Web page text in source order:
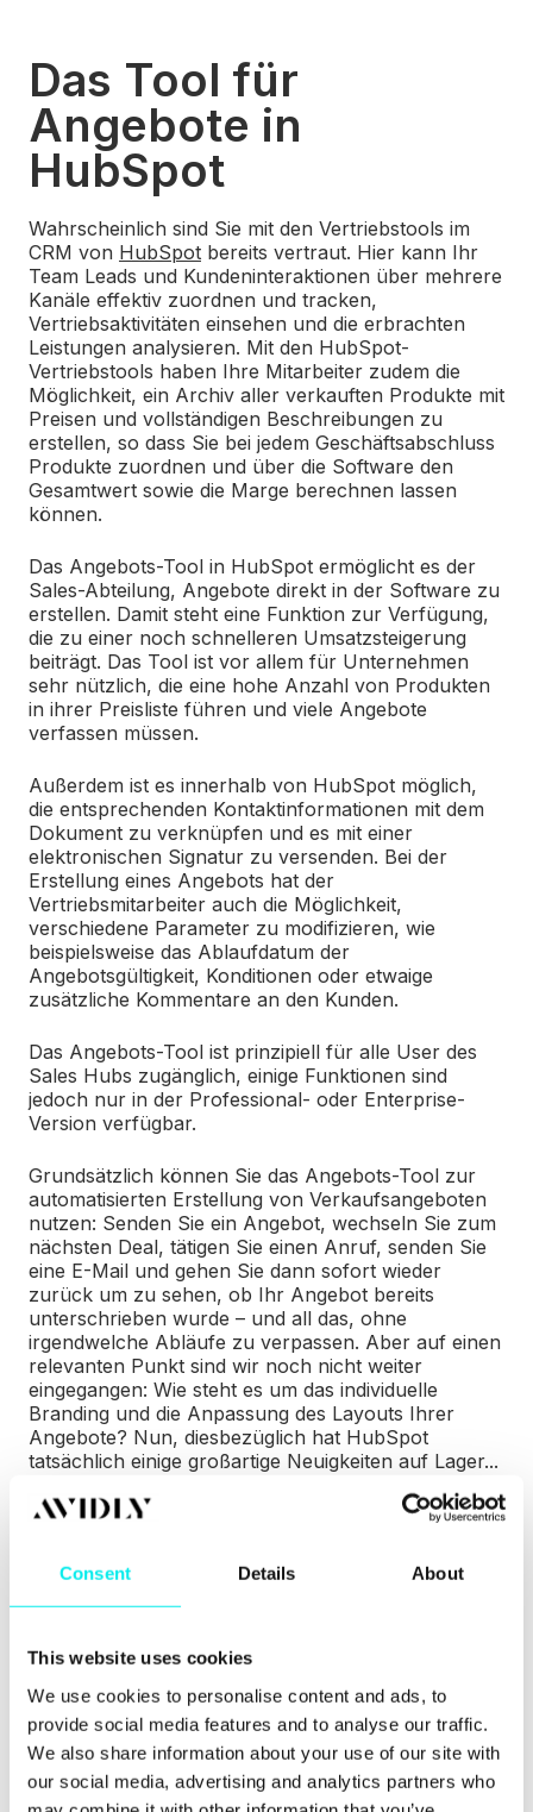
Consent Details About
This website uses cookies
We use cookies to personalise content and ads, to
provide social media features and to analyse our traffic.
We also share information about your use of our site with
our social media, advertising and analytics partners who
Das Tool für
Angebote in
HubSpot
Wahrscheinlich sind Sie mit den Vertriebstools im
CRM von HubSpot bereits vertraut. Hier kann Ihr
Team Leads und Kundeninteraktionen über mehrere
Kanäle effektiv zuordnen und tracken,
Vertriebsaktivitäten einsehen und die erbrachten
Leistungen analysieren. Mit den HubSpot-
Vertriebstools haben Ihre Mitarbeiter zudem die
Möglichkeit, ein Archiv aller verkauften Produkte mit
Preisen und vollständigen Beschreibungen zu
erstellen, so dass Sie bei jedem Geschäftsabschluss
Produkte zuordnen und über die Software den
Gesamtwert sowie die Marge berechnen lassen
können.
Das Angebots-Tool in HubSpot ermöglicht es der
Sales-Abteilung, Angebote direkt in der Software zu
erstellen. Damit steht eine Funktion zur Verfügung,
die zu einer noch schnelleren Umsatzsteigerung
beiträgt. Das Tool ist vor allem für Unternehmen
sehr nützlich, die eine hohe Anzahl von Produkten
in ihrer Preisliste führen und viele Angebote
verfassen müssen.
Außerdem ist es innerhalb von HubSpot möglich,
die entsprechenden Kontaktinformationen mit dem
Dokument zu verknüpfen und es mit einer
elektronischen Signatur zu versenden. Bei der
Erstellung eines Angebots hat der
Vertriebsmitarbeiter auch die Möglichkeit,
verschiedene Parameter zu modifizieren, wie
beispielsweise das Ablaufdatum der
Angebotsgültigkeit, Konditionen oder etwaige
zusätzliche Kommentare an den Kunden.
Das Angebots-Tool ist prinzipiell für alle User des
Sales Hubs zugänglich, einige Funktionen sind
jedoch nur in der Professional- oder Enterprise-
Version verfügbar.
Grundsätzlich können Sie das Angebots-Tool zur
automatisierten Erstellung von Verkaufsangeboten
nutzen: Senden Sie ein Angebot, wechseln Sie zum
nächsten Deal, tätigen Sie einen Anruf, senden Sie
eine E-Mail und gehen Sie dann sofort wieder
zurück um zu sehen, ob Ihr Angebot bereits
unterschrieben wurde – und all das, ohne
irgendwelche Abläufe zu verpassen. Aber auf einen
relevanten Punkt sind wir noch nicht weiter
eingegangen: Wie steht es um das individuelle
Branding und die Anpassung des Layouts Ihrer
Angebote? Nun, diesbezüglich hat HubSpot
tatsächlich einige großartige Neuigkeiten auf Lager...